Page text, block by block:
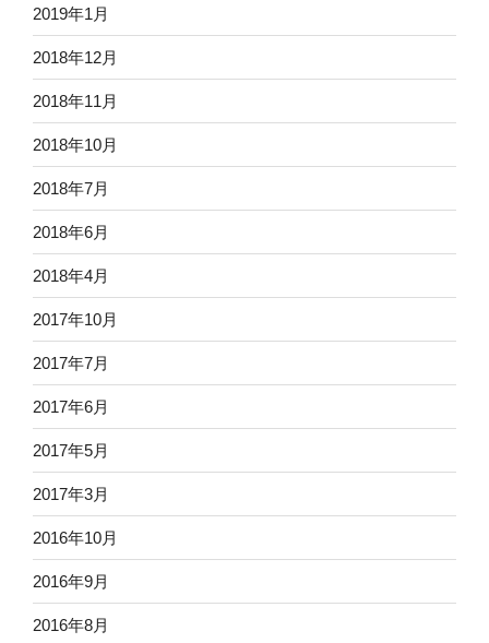
2019年1月
2018年12月
2018年11月
2018年10月
2018年7月
2018年6月
2018年4月
2017年10月
2017年7月
2017年6月
2017年5月
2017年3月
2016年10月
2016年9月
2016年8月